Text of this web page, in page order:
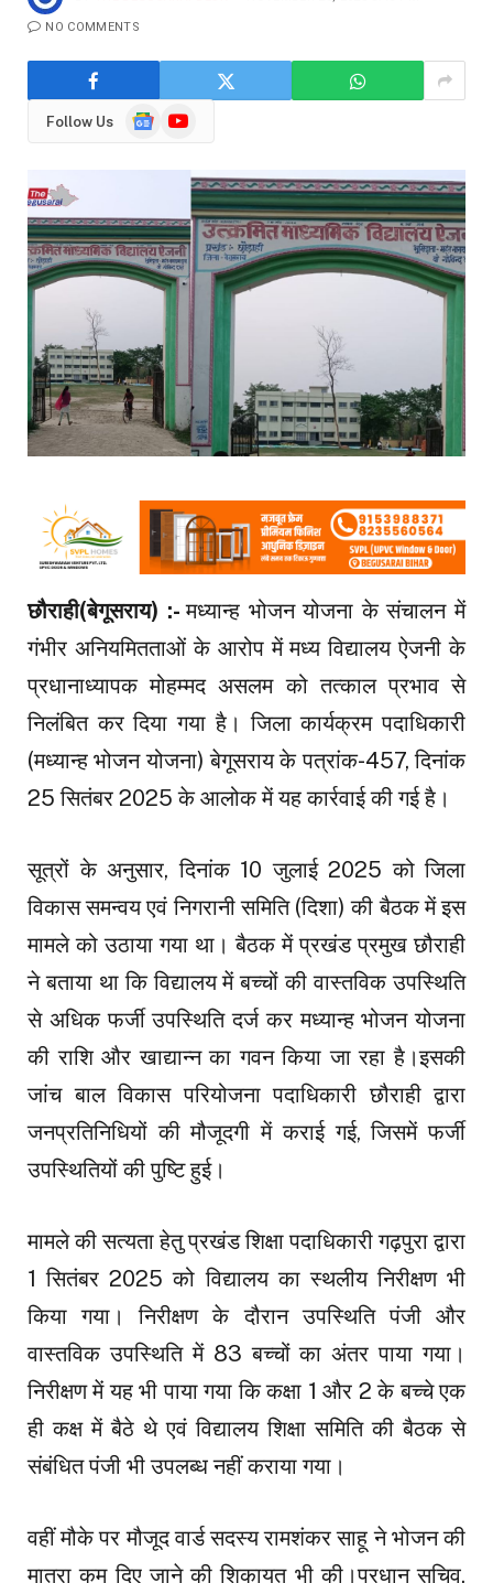
NO COMMENTS
Follow Us
GoogleYouTube
छौराही(बेगूसराय) :-मध्यान्ह भोजन योजना के संचालन में
गंभीर अनियमितताओं के आरोप में मध्य विद्यालय ऐजनी के
प्रधानाध्यापक मोहम्मद असलम को तत्काल प्रभाव से
निलंबित कर दिया गया है। जिला कार्यक्रम पदाधिकारी
(मध्यान्ह भोजन योजना) बेगूसराय के पत्रांक-457, दिनांक
25 सितंबर 2025 के आलोक में यह कार्रवाई की गई है।
सूत्रों के अनुसार, दिनांक 10 जुलाई 2025 को जिला
विकास समन्वय एवं निगरानी समिति (दिशा) की बैठक में इस
मामले को उठाया गया था। बैठक में प्रखंड प्रमुख छौराही
ने बताया था कि विद्यालय में बच्चों की वास्तविक उपस्थिति
से अधिक फर्जी उपस्थिति दर्ज कर मध्यान्ह भोजन योजना
की राशि और खाद्यान्न का गवन किया जा रहा है।इसकी
जांच बाल विकास परियोजना पदाधिकारी छौराही द्वारा
जनप्रतिनिधियों की मौजूदगी में कराई गई, जिसमें फर्जी
उपस्थितियों की पुष्टि हुई।
मामले की सत्यता हेतु प्रखंड शिक्षा पदाधिकारी गढ़पुरा द्वारा
1 सितंबर 2025 को विद्यालय का स्थलीय निरीक्षण भी
किया गया। निरीक्षण के दौरान उपस्थिति पंजी और
वास्तविक उपस्थिति में 83 बच्चों का अंतर पाया गया।
निरीक्षण में यह भी पाया गया कि कक्षा 1 और 2 के बच्चे एक
ही कक्ष में बैठे थे एवं विद्यालय शिक्षा समिति की बैठक से
संबंधित पंजी भी उपलब्ध नहीं कराया गया।
वहीं मौके पर मौजूद वार्ड सदस्य रामशंकर साहू ने भोजन की
मात्रा कम दिए जाने की शिकायत भी की।प्रधान सचिव,